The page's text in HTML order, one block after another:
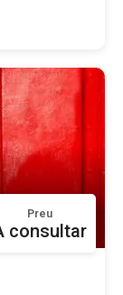
Preu
consultar